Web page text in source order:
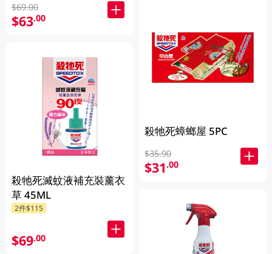
$69.00
$63.00
殺牠死滅蚊液補充裝薰衣
草 45ML
2件$115
$69.00
殺牠死蟑螂屋 5PC
$35.90
$31.00